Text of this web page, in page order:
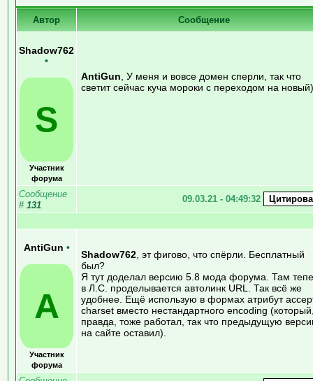
Автор Сообщение
Shadow762
•
S
Участник
форума
AntiGun , У меня и вовсе домен сперли, так что
светит сейчас куча мороки с переходом на
Сообщение
# 131
09.03.21 - 04:49:32
AntiGun •
A
Участник
форума
Shadow762 , эт фигово, что спёрли. Бесплатный
был?
Я тут доделал версию 5.8 мода форума. Там
в Л.С. проделывается автолинк URL. Так всё же
удобнее. Ещё использую в формах атрибут
charset вместо нестандартного encoding
правда, тоже работал, так что предыдущую
на сайте оставил).